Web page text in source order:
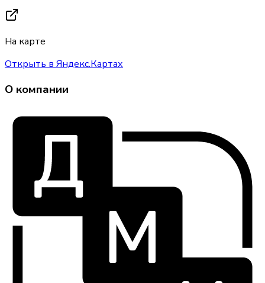
На карте
Открыть в Яндекс.Картах
О компании